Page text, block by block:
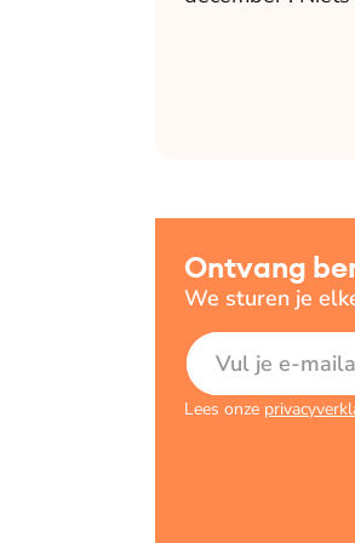
Ontvang
We sturen je
E-mailadres
Lees onze